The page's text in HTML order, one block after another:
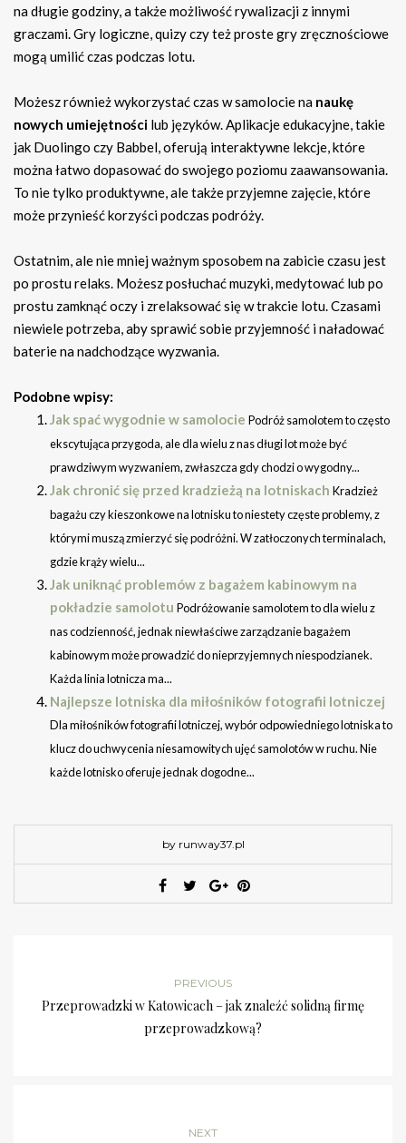
na długie godziny, a także możliwość rywalizacji z innymi
graczami. Gry logiczne, quizy czy też proste gry zręcznościowe
mogą umilić czas podczas lotu.
Możesz również wykorzystać czas w samolocie na naukę
nowych umiejętności lub języków. Aplikacje edukacyjne, takie
jak Duolingo czy Babbel, oferują interaktywne lekcje, które
można łatwo dopasować do swojego poziomu zaawansowania.
To nie tylko produktywne, ale także przyjemne zajęcie, które
może przynieść korzyści podczas podróży.
Ostatnim, ale nie mniej ważnym sposobem na zabicie czasu jest
po prostu relaks. Możesz posłuchać muzyki, medytować lub po
prostu zamknąć oczy i zrelaksować się w trakcie lotu. Czasami
niewiele potrzeba, aby sprawić sobie przyjemność i naładować
baterie na nadchodzące wyzwania.
Podobne wpisy:
Jak spać wygodnie w samolocie Podróż samolotem to często
ekscytująca przygoda, ale dla wielu z nas długi lot może być
prawdziwym wyzwaniem, zwłaszcza gdy chodzi o wygodny...
Jak chronić się przed kradzieżą na lotniskach Kradzież
bagażu czy kieszonkowe na lotnisku to niestety częste problemy, z
którymi muszą zmierzyć się podróżni. W zatłoczonych terminalach,
gdzie krąży wielu...
Jak uniknąć problemów z bagażem kabinowym na
pokładzie samolotu Podróżowanie samolotem to dla wielu z
nas codzienność, jednak niewłaściwe zarządzanie bagażem
kabinowym może prowadzić do nieprzyjemnych niespodzianek.
Każda linia lotnicza ma...
Najlepsze lotniska dla miłośników fotografii lotniczej
Dla miłośników fotografii lotniczej, wybór odpowiedniego lotniska to
klucz do uchwycenia niesamowitych ujęć samolotów w ruchu. Nie
każde lotnisko oferuje jednak dogodne...
by runway37.pl
PREVIOUS
Przeprowadzki w Katowicach – jak znaleźć solidną firmę
przeprowadzkową?
NEXT